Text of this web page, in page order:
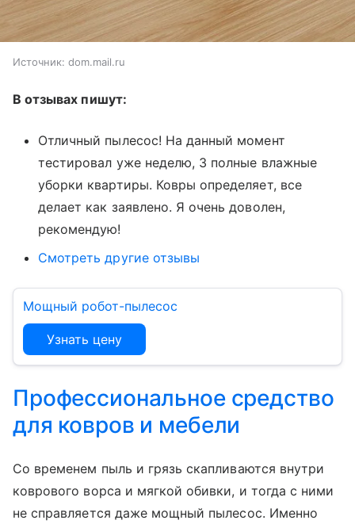
Источник: dom.mail.ru
В отзывах пишут:
Отличный пылесос! На данный момент
тестировал уже неделю, 3 полные влажные
уборки квартиры. Ковры определяет, все
делает как заявлено. Я очень доволен,
рекомендую!
Смотреть другие отзывы
Мощный робот-пылесос
Узнать цену
Профессиональное средство
для ковров и мебели
Со временем пыль и грязь скапливаются внутри
коврового ворса и мягкой обивки, и тогда с ними
не справляется даже мощный пылесос. Именно